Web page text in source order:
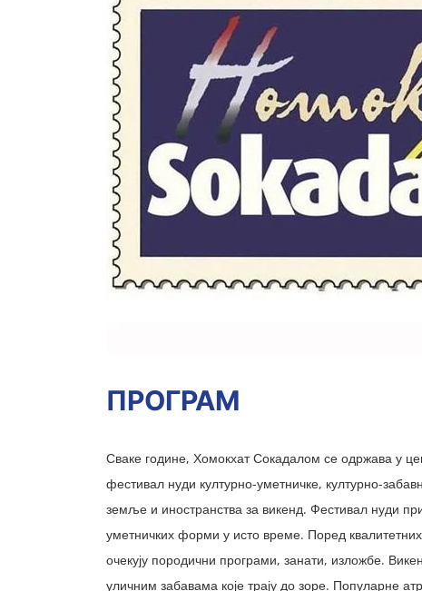
ПРОГРАМ
Сваке године, Хомокхат Сокадалом се одржава у
фестивал нуди културно-уметничке, културно-
земље и иностранства за викенд. Фестивал нуди
уметничких форми у исто време. Поред
очекују породични програми, занати, изложбе.
уличним забавама које трају до зоре. Популарне